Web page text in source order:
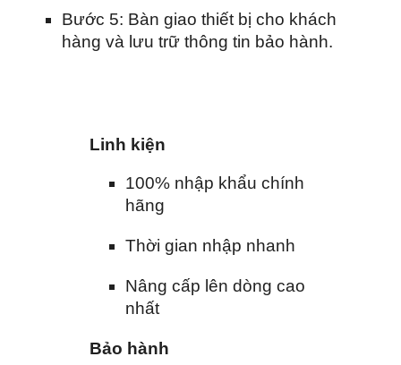
Bước 5: Bàn giao thiết bị cho khách
hàng và lưu trữ thông tin bảo hành.
Linh kiện
100% nhập khẩu chính
hãng
Thời gian nhập nhanh
Nâng cấp lên dòng cao
nhất
Bảo hành